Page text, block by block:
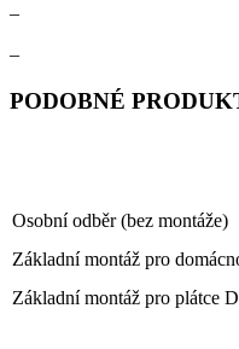
–
–
PODOBNÉ
Osobní odběr (bez montáže)
Základní montáž pro
Základní montáž pro plátce